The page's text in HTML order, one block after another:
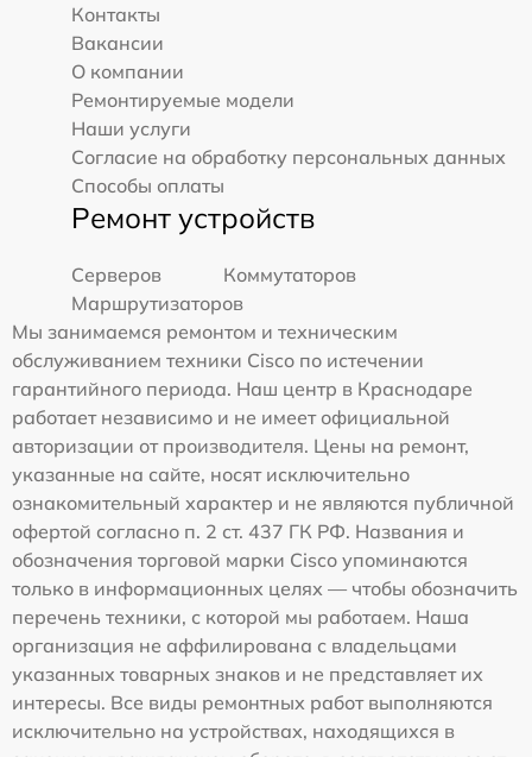
Контакты
Вакансии
О компании
Ремонтируемые модели
Наши услуги
Согласие на обработку персональных данных
Способы оплаты
Ремонт устройств
Серверов
Коммутаторов
Маршрутизаторов
Мы занимаемся ремонтом и техническим
обслуживанием техники Cisco по истечении
гарантийного периода. Наш центр в Краснодаре
работает независимо и не имеет официальной
авторизации от производителя. Цены на ремонт,
указанные на сайте, носят исключительно
ознакомительный характер и не являются публичной
офертой согласно п. 2 ст. 437 ГК РФ. Названия и
обозначения торговой марки Cisco упоминаются
только в информационных целях — чтобы обозначить
перечень техники, с которой мы работаем. Наша
организация не аффилирована с владельцами
указанных товарных знаков и не представляет их
интересы. Все виды ремонтных работ выполняются
исключительно на устройствах, находящихся в